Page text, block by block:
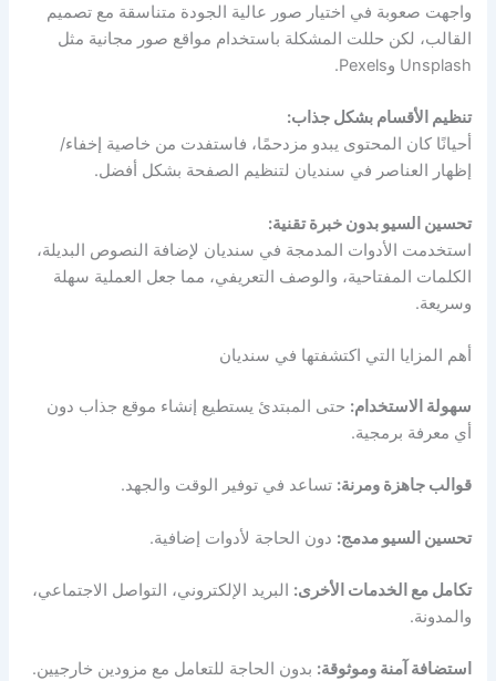
واجهت صعوبة في اختيار صور عالية الجودة متناسقة مع تصميم
القالب، لكن حللت المشكلة باستخدام مواقع صور مجانية مثل
Unsplash وPexels.
تنظيم الأقسام بشكل جذاب:
أحيانًا كان المحتوى يبدو مزدحمًا، فاستفدت من خاصية إخفاء/
إظهار العناصر في سنديان لتنظيم الصفحة بشكل أفضل.
تحسين السيو بدون خبرة تقنية:
استخدمت الأدوات المدمجة في سنديان لإضافة النصوص البديلة،
الكلمات المفتاحية، والوصف التعريفي، مما جعل العملية سهلة
وسريعة.
أهم المزايا التي اكتشفتها في سنديان
سهولة الاستخدام: حتى المبتدئ يستطيع إنشاء موقع جذاب دون
أي معرفة برمجية.
قوالب جاهزة ومرنة: تساعد في توفير الوقت والجهد.
تحسين السيو مدمج: دون الحاجة لأدوات إضافية.
تكامل مع الخدمات الأخرى: البريد الإلكتروني، التواصل الاجتماعي،
والمدونة.
استضافة آمنة وموثوقة: بدون الحاجة للتعامل مع مزودين خارجيين.